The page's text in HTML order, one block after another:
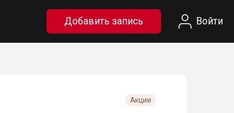
Добавить запись Войти
Акции